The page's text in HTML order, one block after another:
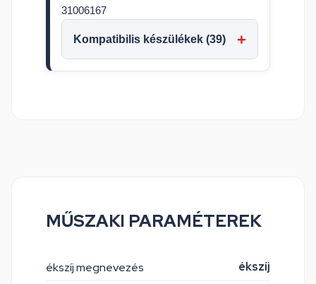
31006167
Kompatibilis készülékek (39)
MŰSZAKI PARAMÉTEREK
ékszíj megnevezés ékszíj